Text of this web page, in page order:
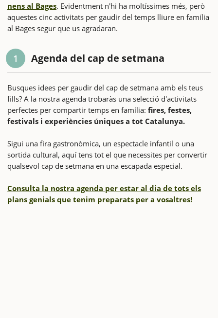
nens al Bages. Evidentment n'hi ha moltíssimes més, però
aquestes cinc activitats per gaudir del temps lliure en família
al Bages segur que us agradaran.
1 Agenda del cap de setmana
Busques idees per gaudir del cap de setmana amb els teus
fills? A la nostra agenda trobaràs una selecció d'activitats
perfectes per compartir temps en família: fires, festes,
festivals i experiències úniques a tot Catalunya.
Sigui una fira gastronòmica, un espectacle infantil o una
sortida cultural, aquí tens tot el que necessites per convertir
qualsevol cap de setmana en una escapada especial.
Consulta la nostra agenda per estar al dia de tots els
plans genials que tenim preparats per a vosaltres!